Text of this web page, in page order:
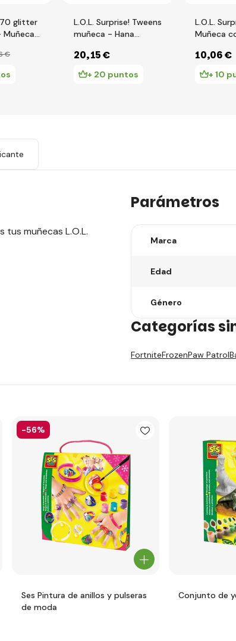
70 glitter
€
L.O.L. Surprise! Tweens
muñeca - Hana
20,15 €
+ 20 puntos
L.O.L.
Muñeca
10,06 €
+ 10
muñecas L.O.L.
Parámetros
Marca
Edad
Género
Categorías
FortniteFrozenPaw Patrol
-56%
Ses Pintura de anillos y pulseras
de moda
Conjunto de